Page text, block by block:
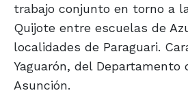
trabajo conjunto en torno a
Quijote entre escuelas de
localidades de Paraguari.
Yaguarón, del Departamento
Asunción.